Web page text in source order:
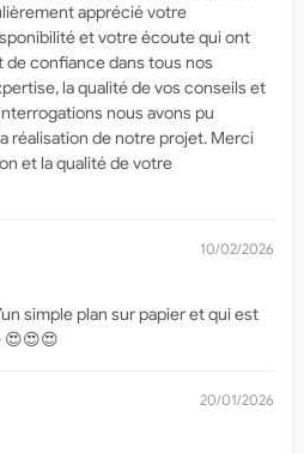
apprécié votre
et votre écoute qui ont
confiance dans tous nos
la qualité de vos conseils et
nous avons pu
réalisation de notre projet. Merci
et la qualité de votre
10/02/2026
simple plan sur papier et qui est
😍😍😍
20/01/2026